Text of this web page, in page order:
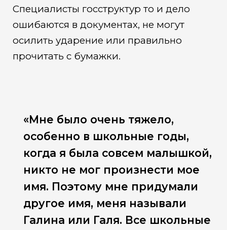
Специалисты госструктур то и дело
ошибаются в документах, не могут
осилить ударение или правильно
прочитать с бумажки.
«Мне было очень тяжело,
особенно в школьные годы,
когда я была совсем малышкой,
никто не мог произнести мое
имя. Поэтому мне придумали
другое имя, меня называли
Галина или Галя. Все школьные